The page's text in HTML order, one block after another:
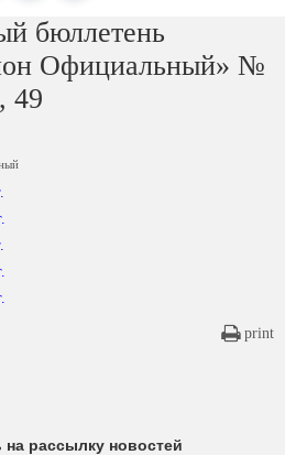
бюллетень
Официальный» №
49
print
рассылку новостей